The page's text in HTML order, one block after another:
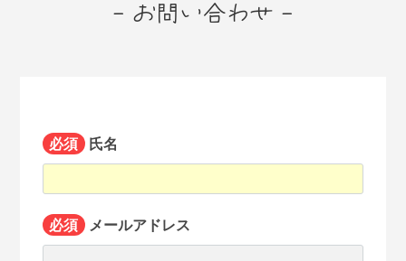
- お問い合わせ -
必須 氏名
必須 メールアドレス